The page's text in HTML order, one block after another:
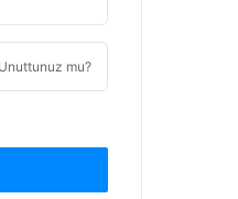
Unuttunuz mu?